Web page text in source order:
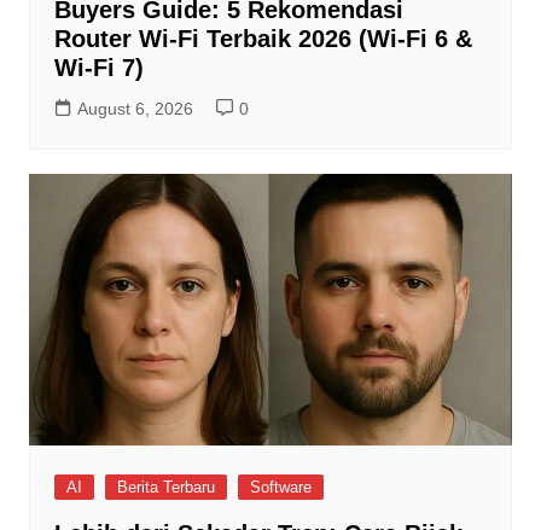
Buyers Guide: 5 Rekomendasi
Router Wi-Fi Terbaik 2026 (Wi-Fi 6 &
Wi-Fi 7)
August 6, 2026 0
AI Berita Terbaru Software